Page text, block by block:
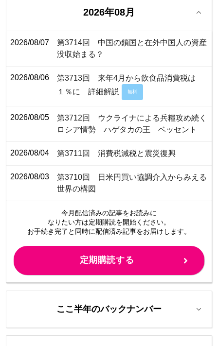
2026年08月
2026/08/07
第3714回 中国の鎖国と在外中国人の資産
没収始まる？
2026/08/06
第3713回 来年4月から飲食品消費税は
１％に 詳細解説
無料
2026/08/05
第3712回 ウクライナによる兵糧攻め続く
ロシア情勢 ハゲタカの王 ベッセント
2026/08/04 第3711回 消費税減税と震災復興
2026/08/03
第3710回 日米円買い協調介入からみえる
世界の構図
今月配信済みの記事をお読みに
なりたい方は定期購読を開始ください。
お手続き完了と同時に配信済み記事をお届けします。
定期購読する
ここ半年のバックナンバー